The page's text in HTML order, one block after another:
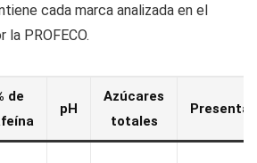
cada marca analizada en el
PROFECO.
de
pH
Azúcares
totales